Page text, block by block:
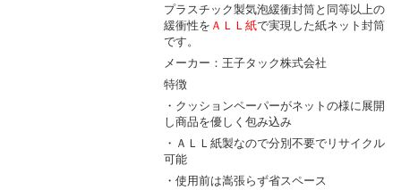
プラスチック製気泡緩衝封筒と同等以上の
緩衝性を ＡＬＬ紙で実現した紙ネット封筒
です。
メーカー：王子タック株式会社
特徴
・クッションペーパーがネットの様に展開
し商品を優しく包み込み
・ＡＬＬ紙製なので分別不要でリサイクル
可能
・使用前は嵩張らず省スペース